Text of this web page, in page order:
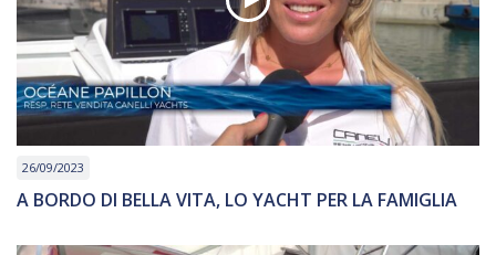
26/09/2023
A BORDO DI BELLA VITA, LO YACHT PER LA FAMIGLIA